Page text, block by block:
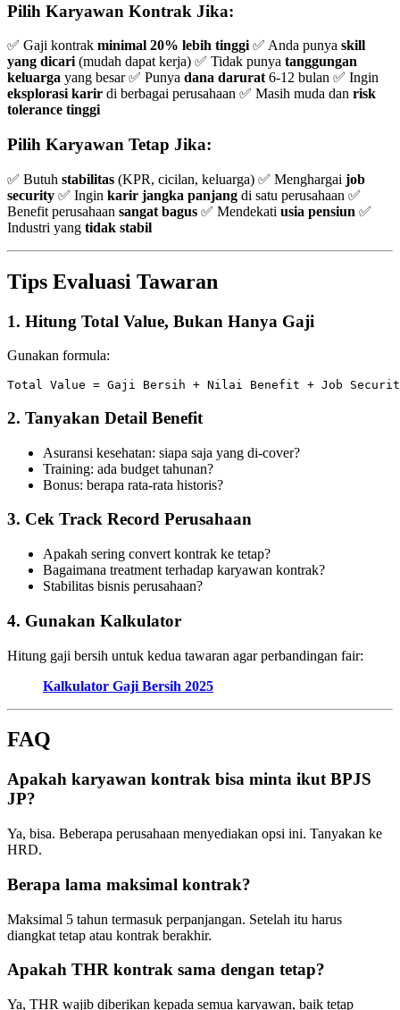
Pilih Karyawan Kontrak Jika:
✅ Gaji kontrak minimal 20% lebih tinggi ✅ Anda punya skill
yang dicari (mudah dapat kerja) ✅ Tidak punya tanggungan
keluarga yang besar ✅ Punya dana darurat 6-12 bulan ✅ Ingin
eksplorasi karir di berbagai perusahaan ✅ Masih muda dan risk
tolerance tinggi
Pilih Karyawan Tetap Jika:
✅ Butuh stabilitas (KPR, cicilan, keluarga) ✅ Menghargai job
security ✅ Ingin karir jangka panjang di satu perusahaan ✅
Benefit perusahaan sangat bagus ✅ Mendekati usia pensiun ✅
Industri yang tidak stabil
Tips Evaluasi Tawaran
1. Hitung Total Value, Bukan Hanya Gaji
Gunakan formula:
2. Tanyakan Detail Benefit
Asuransi kesehatan: siapa saja yang di-cover?
Training: ada budget tahunan?
Bonus: berapa rata-rata historis?
3. Cek Track Record Perusahaan
Apakah sering convert kontrak ke tetap?
Bagaimana treatment terhadap karyawan kontrak?
Stabilitas bisnis perusahaan?
4. Gunakan Kalkulator
Hitung gaji bersih untuk kedua tawaran agar perbandingan fair:
Kalkulator Gaji Bersih 2025
FAQ
Apakah karyawan kontrak bisa minta ikut BPJS
JP?
Ya, bisa. Beberapa perusahaan menyediakan opsi ini. Tanyakan ke
HRD.
Berapa lama maksimal kontrak?
Maksimal 5 tahun termasuk perpanjangan. Setelah itu harus
diangkat tetap atau kontrak berakhir.
Apakah THR kontrak sama dengan tetap?
Ya, THR wajib diberikan kepada semua karyawan, baik tetap